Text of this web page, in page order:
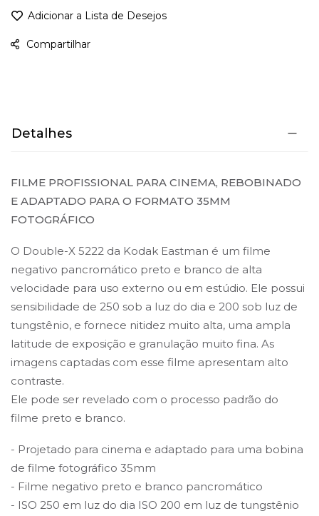
Adicionar a Lista de Desejos
Compartilhar
Detalhes
FILME PROFISSIONAL PARA CINEMA, REBOBINADO
E ADAPTADO PARA O FORMATO 35MM
FOTOGRÁFICO
O Double-X 5222 da Kodak Eastman é um filme
negativo pancromático preto e branco de alta
velocidade para uso externo ou em estúdio. Ele possui
sensibilidade de 250 sob a luz do dia e 200 sob luz de
tungstênio, e fornece nitidez muito alta, uma ampla
latitude de exposição e granulação muito fina. As
imagens captadas com esse filme apresentam alto
contraste.
Ele pode ser revelado com o processo padrão do
filme preto e branco.
- Projetado para cinema e adaptado para uma bobina
de filme fotográfico 35mm
- Filme negativo preto e branco pancromático
- ISO 250 em luz do dia ISO 200 em luz de tungstênio